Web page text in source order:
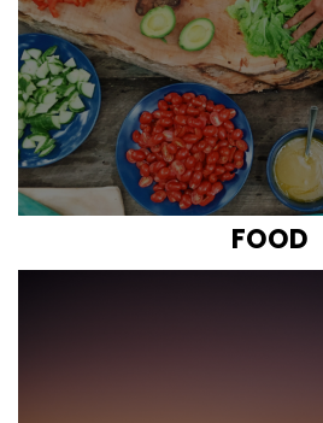
FOOD